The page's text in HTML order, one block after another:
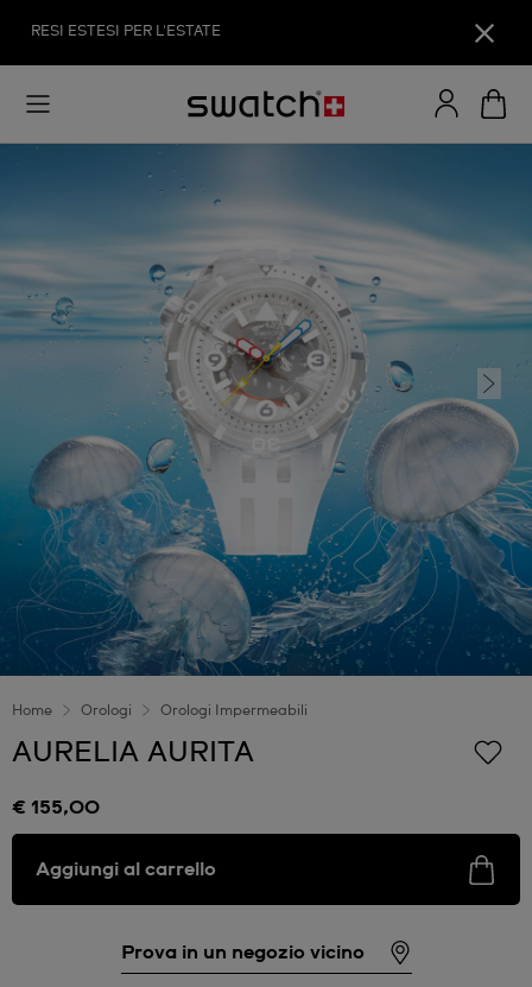
RESI ESTESI PER L'ESTATE
Home Orologi Orologi Impermeabili
AURELIA AURITA
€ 155,00
Aggiungi al carrello
Prova in un negozio vicino